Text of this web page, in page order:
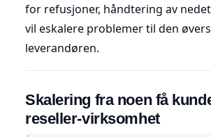
for refusjoner, håndtering av
vil eskalere problemer til den
leverandøren.
Skalering fra noen få
reseller-virksomhet